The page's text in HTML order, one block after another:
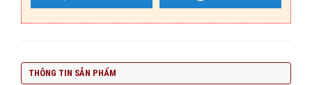
THÔNG TIN SẢN PHẨM